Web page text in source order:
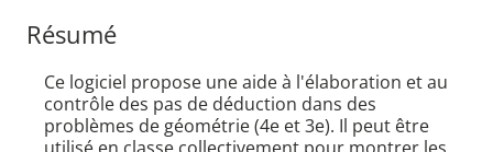
Résumé
Ce logiciel propose une aide à l'élaboration et au
contrôle des pas de déduction dans des
problèmes de géométrie (4e et 3e). Il peut être